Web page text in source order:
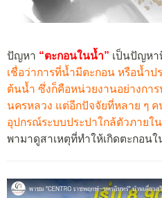
ปัญหา “ตะกอนในน้ำ” เป็นปัญหา
เชื่อว่าการที่น้ำมีตะกอน หรือน้ำป
ต้นน้ำ ซึ่งก็คือหน่วยงานอย่างกา
นครหลวง แต่อีกปัจจัยที่หลาย ๆ ค
อุปกรณ์ระบบประปาใกล้ตัวภายใ
พามาดูสาเหตุที่ทำให้เกิดตะกอน